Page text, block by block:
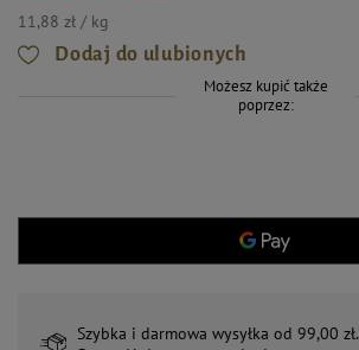
11,88 zł / kg
Dodaj do ulubionych
Możesz kupić także
poprzez:
Szybka i darmowa wysyłka od 99,00 zł.